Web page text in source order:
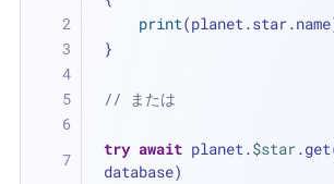
print
}
// または
try await planet.$star
database)